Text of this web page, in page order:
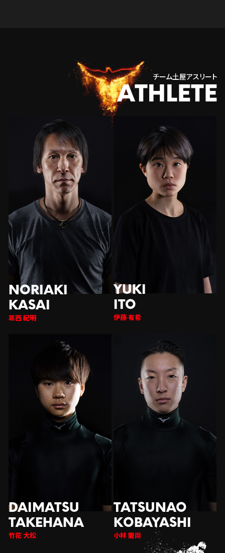
チーム土屋アスリート
西 紀明 伊藤 有希
竹花 大松 小林 龍尚